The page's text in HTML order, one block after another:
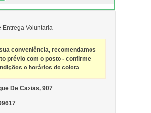
Entrega Voluntaria
conveniência, recomendamos
prévio com o posto - confirme
e horários de coleta
De Caxias, 907